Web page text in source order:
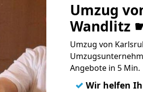
Umzug
Wandlitz
Umzug von
Angebote in 5 Min.
✓ Wir helfen